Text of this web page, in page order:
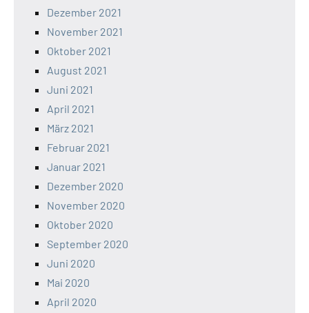
Dezember 2021
November 2021
Oktober 2021
August 2021
Juni 2021
April 2021
März 2021
Februar 2021
Januar 2021
Dezember 2020
November 2020
Oktober 2020
September 2020
Juni 2020
Mai 2020
April 2020